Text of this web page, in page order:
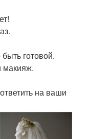
готовой.
макияж.
на ваши